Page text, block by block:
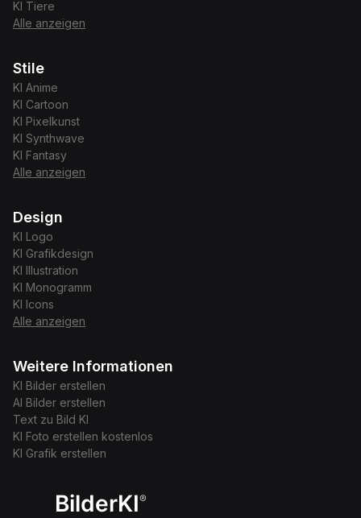
KI Tiere
Alle anzeigen
Stile
KI Anime
KI Cartoon
KI Pixelkunst
KI Synthwave
KI Fantasy
Alle anzeigen
Design
KI Logo
KI Grafikdesign
KI
Illustration
KI Monogramm
KI
Icons
Alle anzeigen
Weitere Informationen
KI Bilder erstellen
AI Bilder erstellen
Text zu Bild KI
KI Foto erstellen kostenlos
KI Grafik erstellen
BilderKI®